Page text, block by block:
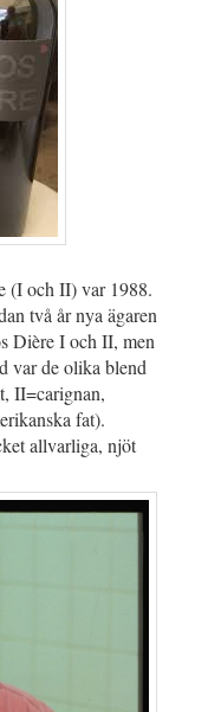
(I och II) var 1988.
två år nya ägaren
Dière I och II, men
var de olika blend
II=carignan,
fat).
allvarliga, njöt